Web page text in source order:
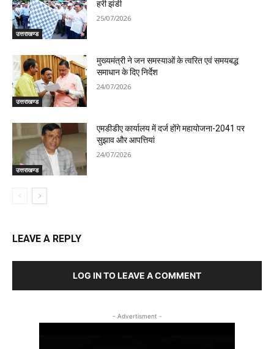
उत्तराखण्ड
हरी झंडी
25/07/2026
उत्तराखण्ड
मुख्यमंत्री ने जन समस्याओं के त्वरित एवं समयबद्ध
समाधान के दिए निर्देश
24/07/2026
उत्तराखण्ड
एमडीडीए कार्यालय में दर्ज होंगे महायोजना-2041 पर
सुझाव और आपत्तियां
24/07/2026
LEAVE A REPLY
LOG IN TO LEAVE A COMMENT
- Advertisment -